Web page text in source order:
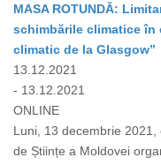
MASA ROTUNDĂ:
schimbările climatice
climatic de la Glasgow”
13.12.2021
- 13.12.2021
ONLINE
Luni, 13 decembrie
de Științe a Moldovei